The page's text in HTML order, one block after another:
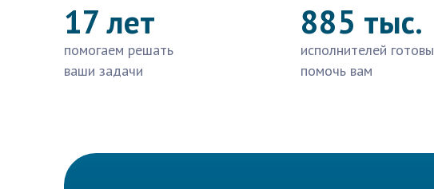
17 лет
помогаем решать
ваши задачи
885 тыс.
исполнителей готовы
помочь вам